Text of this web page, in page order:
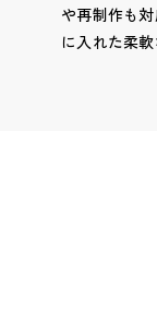
や再制作も
に入れた柔